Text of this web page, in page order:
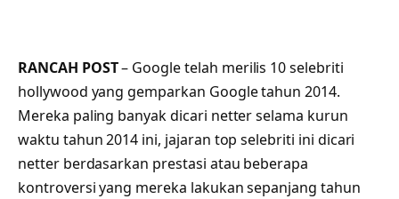
RANCAH POST– Google telah merilis 10 selebriti
hollywood yang gemparkan Google tahun 2014.
Mereka paling banyak dicari netter selama kurun
waktu tahun 2014 ini, jajaran top selebriti ini dicari
netter berdasarkan prestasi atau beberapa
kontroversi yang mereka lakukan sepanjang tahun